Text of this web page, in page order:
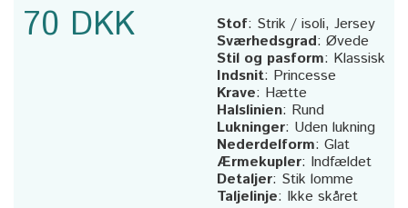
70 DKK Stof: Strik / isoli, Jersey
Sværhedsgrad: Øvede
Stil og pasform: Klassisk
Indsnit: Princesse
Krave: Hætte
Halslinien: Rund
Lukninger: Uden lukning
Nederdelform: Glat
Ærmekupler: Indfældet
Detaljer: Stik lomme
Taljelinje: Ikke skåret